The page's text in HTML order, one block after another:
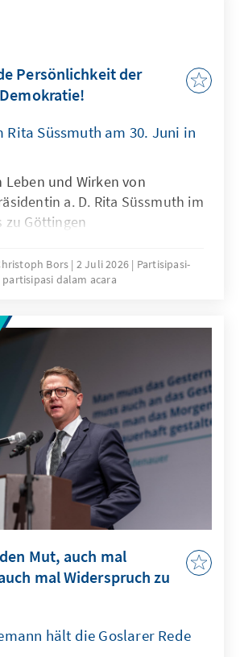
Persönlichkeit der
Rita Süssmuth am 30. Juni in
Leben und Wirken von
a. D. Rita Süssmuth im
zu Göttingen
Bors 2 Juli 2026
Partisipasi-
partisipasi dalam acara
Mut, auch mal
mal Widerspruch zu
hält die Goslarer Rede